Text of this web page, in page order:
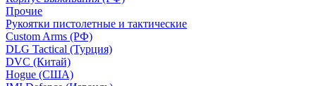
Прочие
Рукоятки пистолетные и тактические
Custom Arms (РФ)
DLG Tactical (Турция)
DVC (Китай)
Hogue (США)